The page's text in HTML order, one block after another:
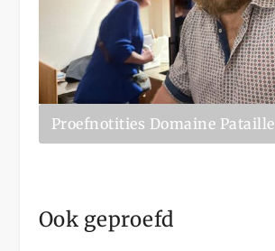
Proefnotities Domaine Pataille
Ook geproefd